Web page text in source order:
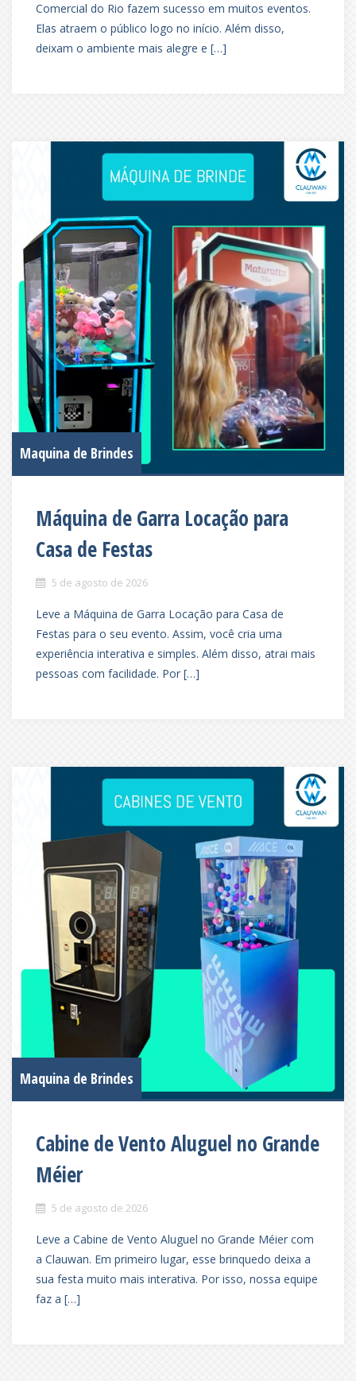
Comercial do Rio fazem sucesso em muitos eventos.
Elas atraem o público logo no início. Além disso,
deixam o ambiente mais alegre e […]
Maquina de Brindes
Máquina de Garra Locação para
Casa de Festas
5 de agosto de 2026
Leve a Máquina de Garra Locação para Casa de
Festas para o seu evento. Assim, você cria uma
experiência interativa e simples. Além disso, atrai mais
pessoas com facilidade. Por […]
Maquina de Brindes
Cabine de Vento Aluguel no Grande
Méier
5 de agosto de 2026
Leve a Cabine de Vento Aluguel no Grande Méier com
a Clauwan. Em primeiro lugar, esse brinquedo deixa a
sua festa muito mais interativa. Por isso, nossa equipe
faz a […]